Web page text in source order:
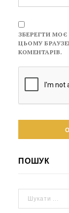
ЗБЕРЕГТИ МОЄ
ЦЬОМУ
КОМЕНТАРІВ.
ПОШУК